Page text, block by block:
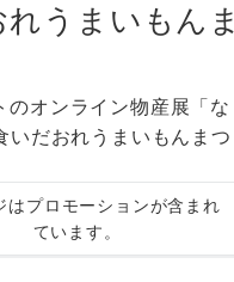
れうまいもんま
はプロモーションが含まれ
ています。